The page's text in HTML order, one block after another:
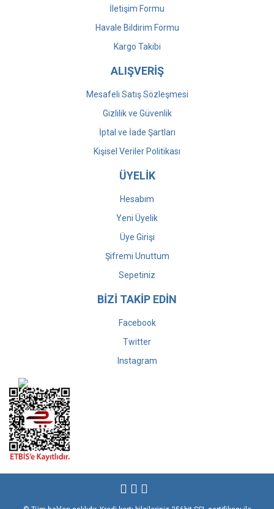
İletişim Formu
Havale Bildirim Formu
Kargo Takibi
ALIŞVERİŞ
Mesafeli Satış Sözleşmesi
Gizlilik ve Güvenlik
İptal ve İade Şartları
Kişisel Veriler Politikası
ÜYELİK
Hesabım
Yeni Üyelik
Üye Girişi
Şifremi Unuttum
Sepetiniz
BİZİ TAKİP EDİN
Facebook
Twitter
Instagram